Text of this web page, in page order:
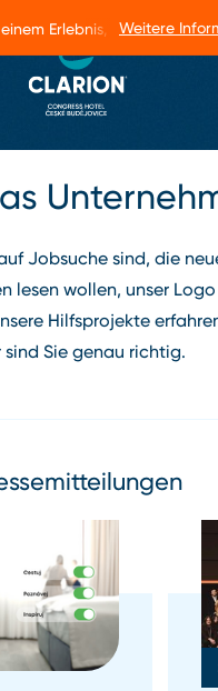
Jobsuche sind, die
lesen wollen, unser
Hilfsprojekte
sind Sie genau richtig.
Erlebnis, das Sie zum
Weitere